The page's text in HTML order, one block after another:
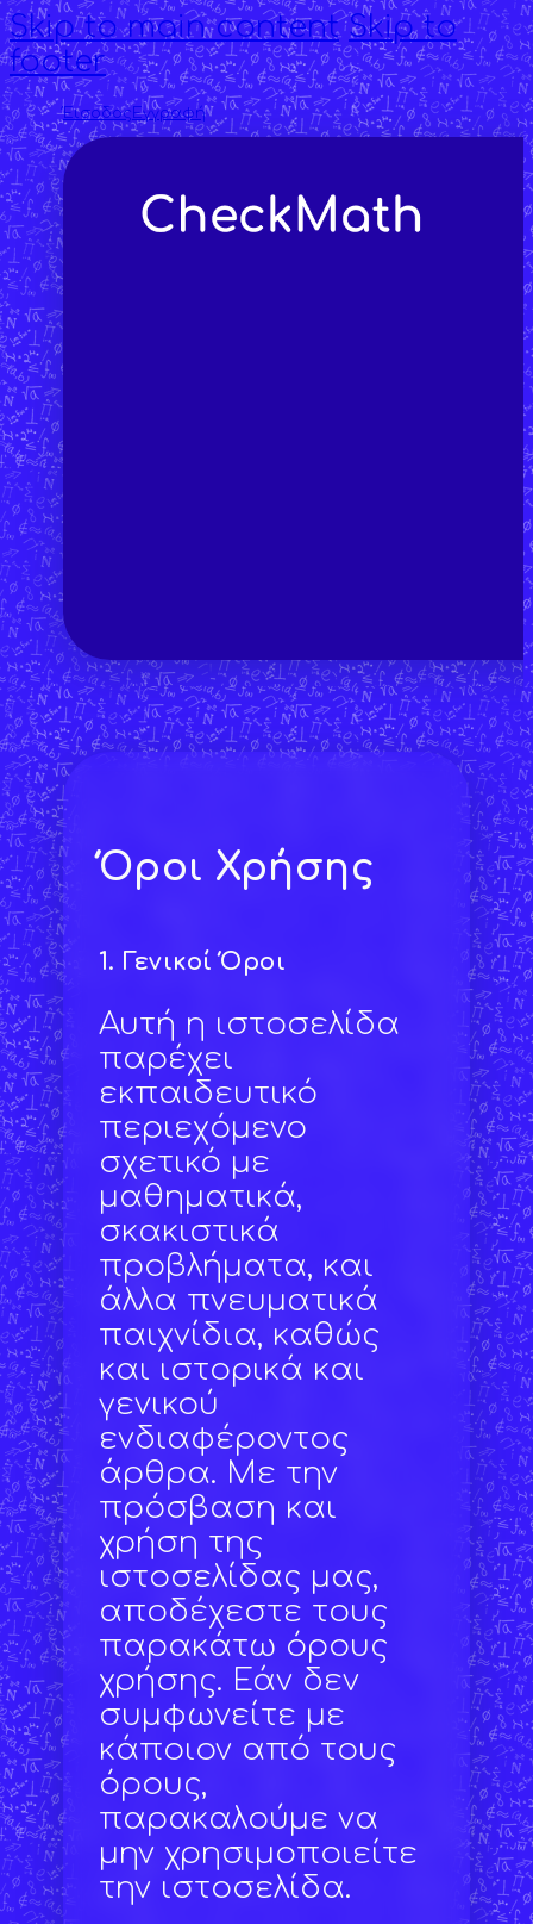
Skip to main content Skip to
footer
Έισοδος Εγγραφή
Όροι Χρήσης
1. Γενικοί Όροι
Αυτή η ιστοσελίδα
παρέχει
εκπαιδευτικό
περιεχόμενο
σχετικό με
μαθηματικά,
σκακιστικά
προβλήματα, και
άλλα πνευματικά
παιχνίδια, καθώς
και ιστορικά και
γενικού
ενδιαφέροντος
άρθρα. Με την
πρόσβαση και
χρήση της
ιστοσελίδας μας,
αποδέχεστε τους
παρακάτω όρους
χρήσης. Εάν δεν
συμφωνείτε με
κάποιον από τους
όρους,
παρακαλούμε να
μην χρησιμοποιείτε
την ιστοσελίδα.